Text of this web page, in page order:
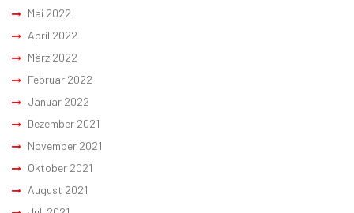
Mai 2022
April 2022
März 2022
Februar 2022
Januar 2022
Dezember 2021
November 2021
Oktober 2021
August 2021